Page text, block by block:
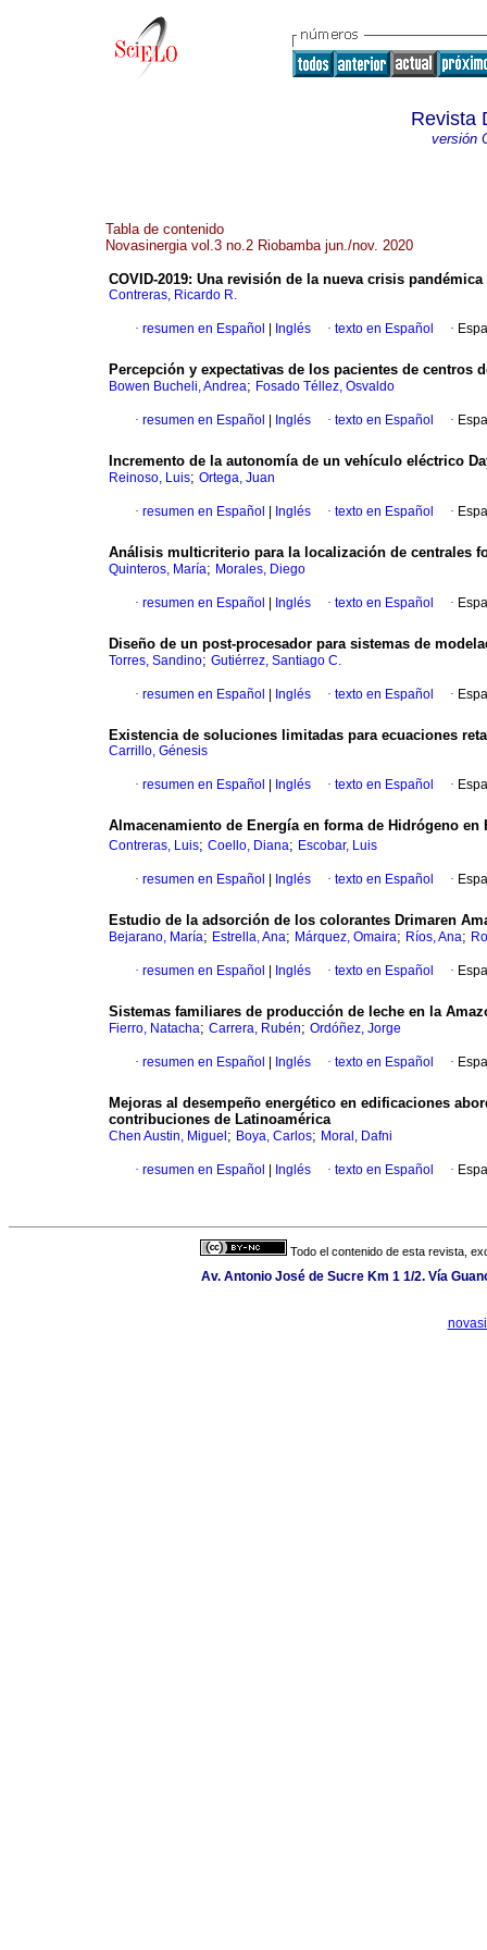
Revista
versión
Tabla de contenido
Novasinergia vol.3 no.2 Riobamba jun./nov. 2020
COVID-2019: Una revisión de la nueva crisis pandémica
Contreras, Ricardo R.
· resumen en Español Inglés · texto en Español ·
Percepción y expectativas de los pacientes de centros
Bowen Bucheli, Andrea; Fosado Téllez, Osvaldo
· resumen en Español Inglés · texto en Español ·
Incremento de la autonomía de un vehículo eléctrico
Reinoso, Luis; Ortega, Juan
· resumen en Español Inglés · texto en Español ·
Análisis multicriterio para la localización de centrales
Quinteros, María; Morales, Diego
· resumen en Español Inglés · texto en Español ·
Diseño de un post-procesador para sistemas de
Torres, Sandino; Gutiérrez, Santiago C.
· resumen en Español Inglés · texto en Español ·
Existencia de soluciones limitadas para ecuaciones
Carrillo, Génesis
· resumen en Español Inglés · texto en Español ·
Almacenamiento de Energía en forma de Hidrógeno
Contreras, Luis; Coello, Diana; Escobar, Luis
· resumen en Español Inglés · texto en Español ·
Estudio de la adsorción de los colorantes Drimaren
Bejarano, María; Estrella, Ana; Márquez, Omaira; Ríos, Ana;
· resumen en Español Inglés · texto en Español ·
Sistemas familiares de producción de leche en la
Fierro, Natacha; Carrera, Rubén; Ordóñez, Jorge
· resumen en Español Inglés · texto en Español ·
Mejoras al desempeño energético en edificaciones
contribuciones de Latinoamérica
Chen Austin, Miguel ; Boya, Carlos; Moral, Dafni
· resumen en Español Inglés · texto en Español ·
Todo el contenido de esta revista,
Av. Antonio José de Sucre Km 1 1/2. Vía